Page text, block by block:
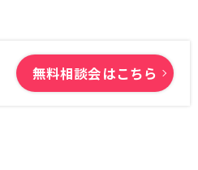
無料相談会はこちら